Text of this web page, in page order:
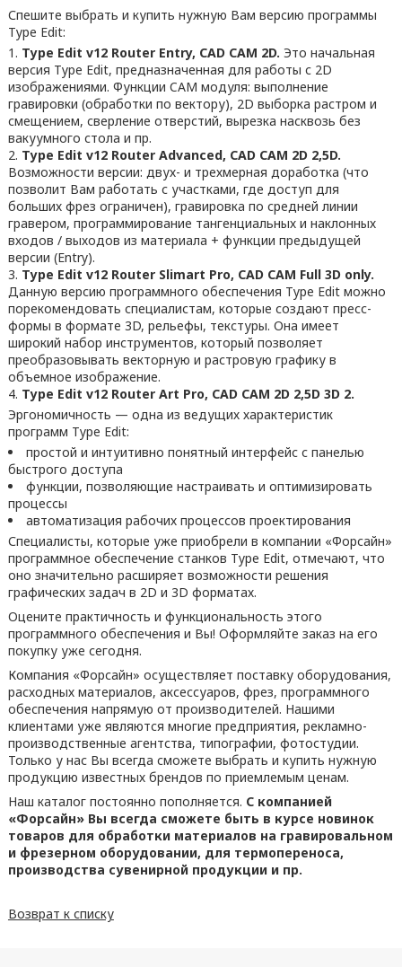
Спешите выбрать и купить нужную Вам версию программы
Type Edit:
Type Edit v12 Router Entry, CAD CAM 2D. Это начальная
версия Type Edit, предназначенная для работы с 2D
изображениями. Функции CAM модуля: выполнение
гравировки (обработки по вектору), 2D выборка растром и
смещением, сверление отверстий, вырезка насквозь без
вакуумного стола и пр.
Type Edit v12 Router Advanced, CAD CAM 2D 2,5D.
Возможности версии: двух- и трехмерная доработка (что
позволит Вам работать с участками, где доступ для
больших фрез ограничен), гравировка по средней линии
гравером, программирование тангенциальных и наклонных
входов / выходов из материала + функции предыдущей
версии (Entry).
Type Edit v12 Router Slimart Pro, CAD CAM Full 3D only.
Данную версию программного обеспечения Type Edit можно
порекомендовать специалистам, которые создают пресс-
формы в формате 3D, рельефы, текстуры. Она имеет
широкий набор инструментов, который позволяет
преобразовывать векторную и растровую графику в
объемное изображение.
Type Edit v12 Router Art Pro, CAD CAM 2D 2,5D 3D 2.
Эргономичность — одна из ведущих характеристик
программ Type Edit:
простой и интуитивно понятный интерфейс с панелью
быстрого доступа
функции, позволяющие настраивать и оптимизировать
процессы
автоматизация рабочих процессов проектирования
Специалисты, которые уже приобрели в компании «Форсайн»
программное обеспечение станков Type Edit, отмечают, что
оно значительно расширяет возможности решения
графических задач в 2D и 3D форматах.
Оцените практичность и функциональность этого
программного обеспечения и Вы! Оформляйте заказ на его
покупку уже сегодня.
Компания «Форсайн» осуществляет поставку оборудования,
расходных материалов, аксессуаров, фрез, программного
обеспечения напрямую от производителей. Нашими
клиентами уже являются многие предприятия, рекламно-
производственные агентства, типографии, фотостудии.
Только у нас Вы всегда сможете выбрать и купить нужную
продукцию известных брендов по приемлемым ценам.
Наш каталог постоянно пополняется. С компанией
«Форсайн» Вы всегда сможете быть в курсе новинок
товаров для обработки материалов на гравировальном
и фрезерном оборудовании, для термопереноса,
производства сувенирной продукции и пр.
Возврат к списку